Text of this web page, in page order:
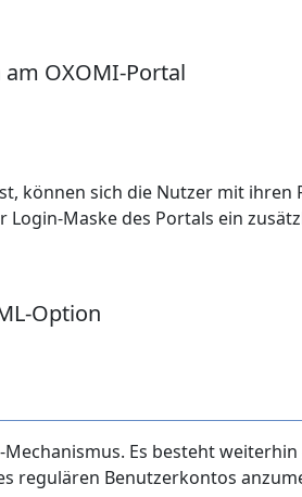
am OXOMI-Portal
können sich die Nutzer mit ihren
Maske des Portals ein
Option
Es besteht
regulären Benutzerkontos